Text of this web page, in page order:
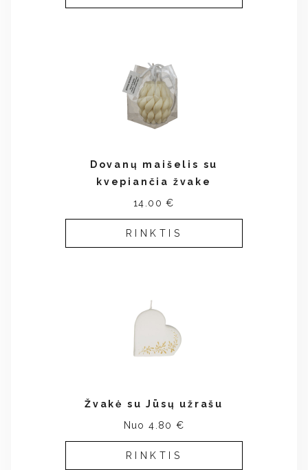
Dovanų maišelis su
kvepiančia žvake
14.00 €
RINKTIS
Žvakė su Jūsų užrašu
Nuo 4.80 €
RINKTIS